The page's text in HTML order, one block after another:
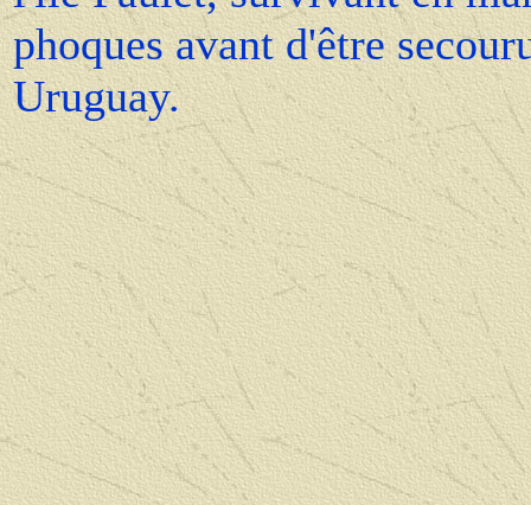
phoques avant d'être
Uruguay.